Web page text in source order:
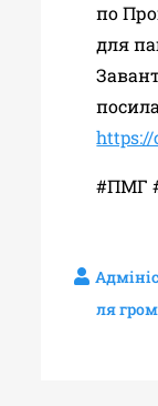
по
для
https://
#ПМГ
ля